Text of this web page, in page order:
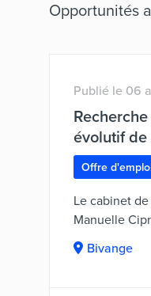
Opportunités
Publié le 06
évolutif de
Offre
Le cabinet
Manuelle
convenir
Bivange